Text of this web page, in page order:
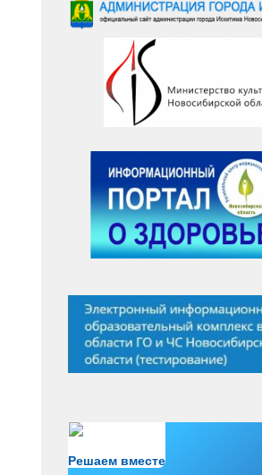
Решаем вместе